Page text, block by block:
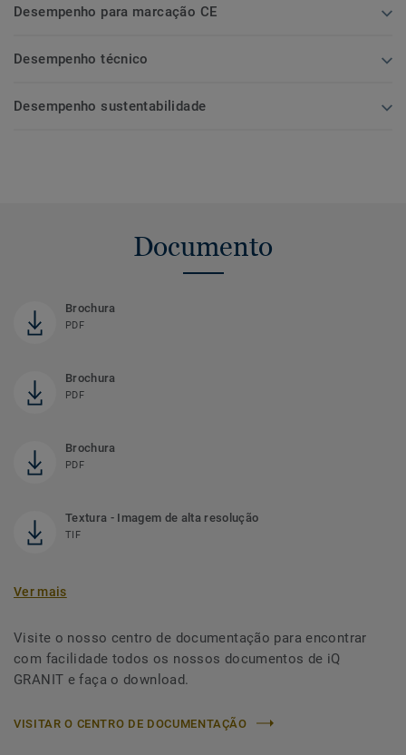
Desempenho para marcação CE
Desempenho técnico
Desempenho sustentabilidade
Documento
Brochura
PDF
Brochura
PDF
Brochura
PDF
Textura - Imagem de alta resolução
TIF
Ver mais
Visite o nosso centro de documentação para encontrar
com facilidade todos os nossos documentos de iQ
GRANIT e faça o download.
VISITAR O CENTRO DE DOCUMENTAÇÃO